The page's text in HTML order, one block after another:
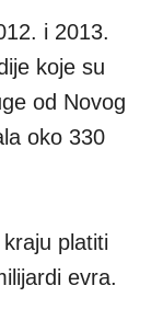
i 2013.
koje su
od Novog
oko 330
platiti
evra.